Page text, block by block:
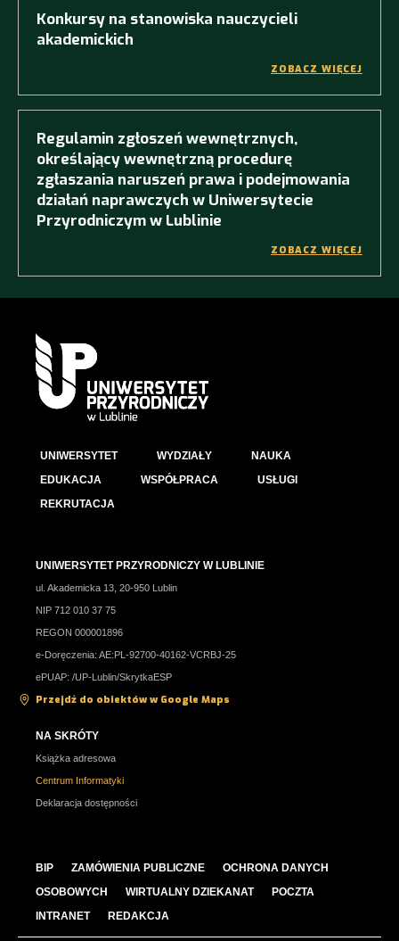
Konkursy na stanowiska nauczycieli
akademickich
ZOBACZ WIĘCEJ
Regulamin zgłoszeń wewnętrznych,
określający wewnętrzną procedurę
zgłaszania naruszeń prawa i podejmowania
działań naprawczych w Uniwersytecie
Przyrodniczym w Lublinie
ZOBACZ WIĘCEJ
UNIWERSYTET WYDZIAŁY
NAUKA
EDUKACJA
WSPÓŁPRACA
USŁUGI
REKRUTACJA
UNIWERSYTET PRZYRODNICZY W LUBLINIE
ul. Akademicka 13, 20-950 Lublin
NIP 712 010 37 75
REGON 000001896
e-Doręczenia: AE:PL-92700-40162-VCRBJ-25
ePUAP: /UP-Lublin/SkrytkaESP
Przejdź do obiektów w Google Maps
NA SKRÓTY
Książka adresowa
Centrum Informatyki
Deklaracja dostępności
BIP ZAMÓWIENIA PUBLICZNE
OCHRONA DANYCH
OSOBOWYCH
WIRTUALNY DZIEKANAT
POCZTA
INTRANET
REDAKCJA